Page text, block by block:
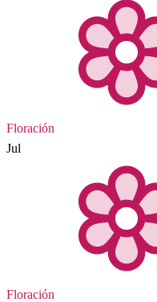
Floración
Jul
Floración